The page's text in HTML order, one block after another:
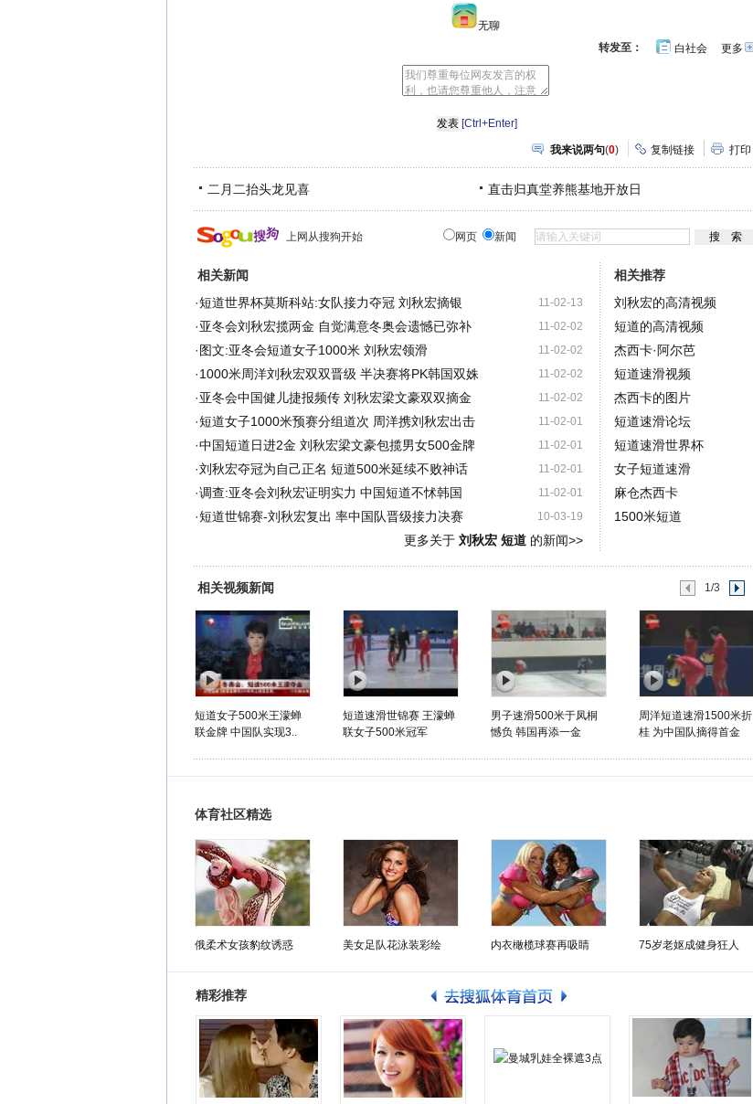
无聊
更多开
转发至： 白社会
[Ctrl+Enter]
我来说两句(0) 复制链接 打印
二月二抬头龙见喜 直击归真堂养熊基地开放日
上网从搜狗开始 网页 新闻
相关新闻
11-02-13
·短道世界杯莫斯科站:女队接力夺冠 刘秋宏摘银
11-02-02
·亚冬会刘秋宏揽两金 自觉满意冬奥会遗憾已弥补
11-02-02
· 图文:亚冬会短道女子1000米 刘秋宏领滑
11-02-02
·1000米周洋刘秋宏双双晋级 半决赛将PK韩国双姝
11-02-02
·亚冬会中国健儿捷报频传 刘秋宏梁文豪双双摘金
11-02-01
·短道女子1000米预赛分组道次 周洋携刘秋宏出击
11-02-01
·中国短道日进2金 刘秋宏梁文豪包揽男女500金牌
11-02-01
·刘秋宏夺冠为自己正名 短道500米延续不败神话
11-02-01
·调查:亚冬会刘秋宏证明实力 中国短道不怵韩国
10-03-19
·短道世锦赛-刘秋宏复出 率中国队晋级接力决赛
更多关于 刘秋宏 短道的新闻>>
相关推荐
刘秋宏的高清视频
短道的高清视频
杰西卡·阿尔芭
短道速滑视频
杰西卡的图片
短道速滑论坛
短道速滑世界杯
女子短道速滑
麻仓杰西卡
1500米短道
相关视频新闻 1/3
短道女子500米王濛蝉
联金牌 中国队实现3..
短道速滑世锦赛 王濛蝉
联女子500米冠军
男子速滑500米于凤桐
憾负 韩国再添一金
周洋短道速滑1500米折
桂 为中国队摘得首金
体育社区精选
俄柔术女孩豹纹诱惑 美女足队花泳装彩绘 内衣橄榄球赛再吸睛 75岁老妪成健身狂人
精彩推荐